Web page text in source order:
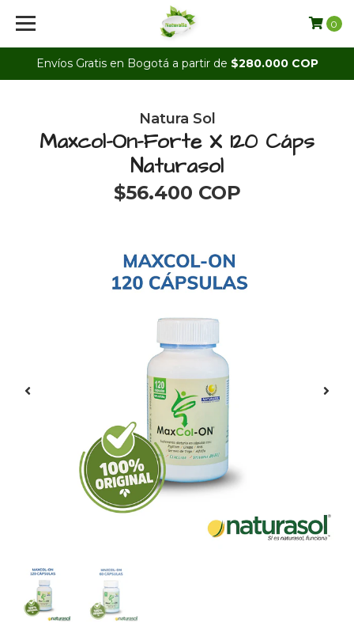
Envíos Gratis en Bogotá a partir de $280.000 COP
0
Natura Sol
Maxcol-On-Forte X 120 Cáps
Naturasol
$56.400 COP